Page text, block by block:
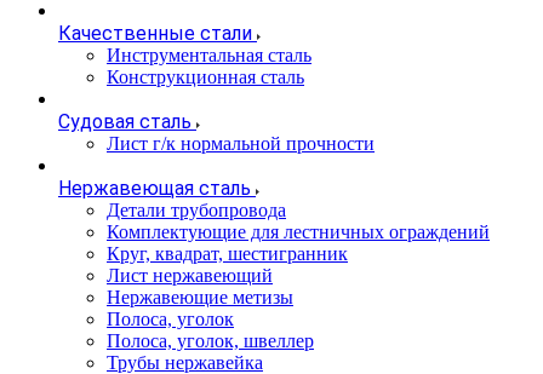
Качественные стали
Инструментальная сталь
Конструкционная сталь
Судовая сталь
Лист г/к нормальной прочности
Нержавеющая сталь
Детали трубопровода
Комплектующие для лестничных ограждений
Круг, квадрат, шестигранник
Лист нержавеющий
Нержавеющие метизы
Полоса, уголок
Полоса, уголок, швеллер
Трубы нержавейка